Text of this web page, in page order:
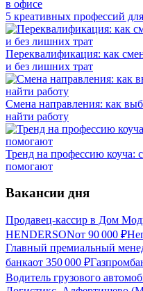
5 креативных профессий
Переквалификация: как
и без лишних трат
Смена направления: как
найти работу
Тренд на профессию коуча:
помогают
Вакансии дня
Продавец-кассир в Дом
HENDERSONот 90 000 ₽
Главный премиальный
банкаот 350 000 ₽
Водитель грузового